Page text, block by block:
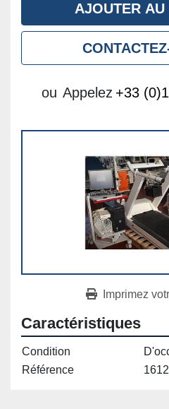
AJOUTER AU
ou Appelez +33
Imprimez
Caractéristiques
Condition
Référence
1612